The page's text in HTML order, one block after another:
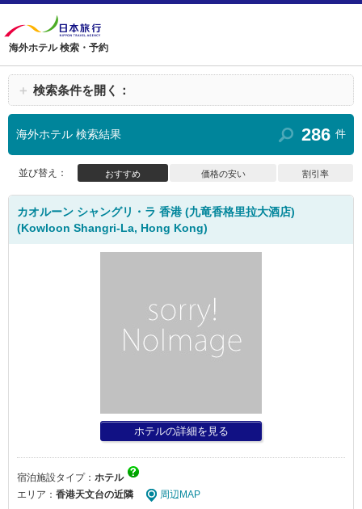
海外ホテル 検索・予約
＋ 検索条件を開く：
海外ホテル 検索結果 286 件
並び替え： おすすめ 価格の安い 割引率
カオルーン シャングリ・ラ 香港 (九竜香格里拉大酒店)
(Kowloon Shangri-La, Hong Kong)
ホテルの詳細を見る
宿泊施設タイプ： ホテル
エリア： 香港天文台の近隣
周辺MAP